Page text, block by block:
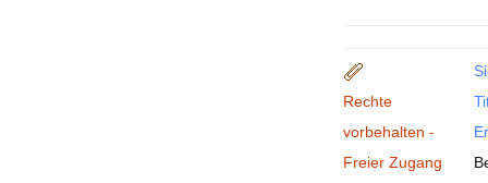
Rechte
vorbehalten -
Freier Zugang